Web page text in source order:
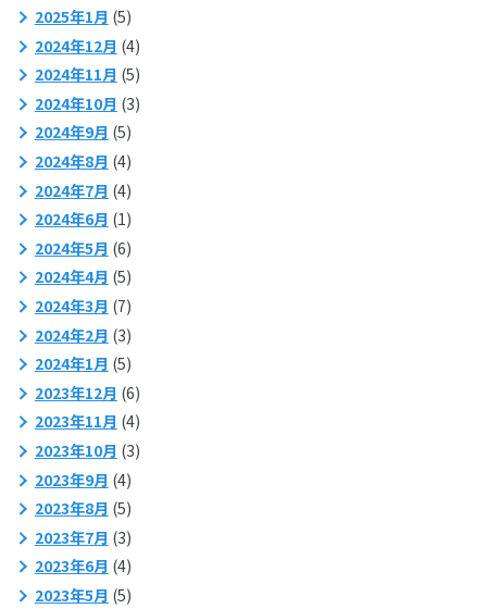
2025年1月 (5)
2024年12月 (4)
2024年11月 (5)
2024年10月 (3)
2024年9月 (5)
2024年8月 (4)
2024年7月 (4)
2024年6月 (1)
2024年5月 (6)
2024年4月 (5)
2024年3月 (7)
2024年2月 (3)
2024年1月 (5)
2023年12月 (6)
2023年11月 (4)
2023年10月 (3)
2023年9月 (4)
2023年8月 (5)
2023年7月 (3)
2023年6月 (4)
2023年5月 (5)